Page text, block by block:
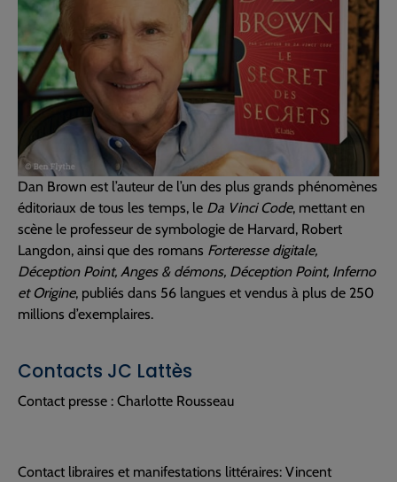
Dan Brown est l’auteur de l’un des plus grands phénomènes
éditoriaux de tous les temps, le Da Vinci Code, mettant en
scène le professeur de symbologie de Harvard, Robert
Langdon, ainsi que des romans Forteresse digitale,
Déception Point, Anges & démons, Déception Point, Inferno
et Origine, publiés dans 56 langues et vendus à plus de 250
millions d’exemplaires.
Contacts JC Lattès
Contact presse : Charlotte Rousseau
Contact libraires et manifestations littéraires: Vincent